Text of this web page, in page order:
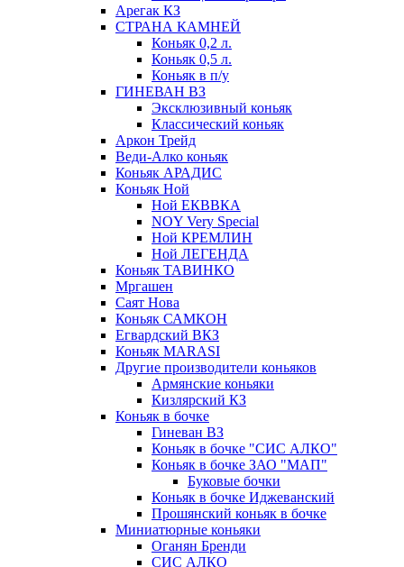
Арегак КЗ
СТРАНА КАМНЕЙ
Коньяк 0,2 л.
Коньяк 0,5 л.
Коньяк в п/у
ГИНЕВАН ВЗ
Эксклюзивный коньяк
Классический коньяк
Аркон Трейд
Веди-Алко коньяк
Коньяк АРАДИС
Коньяк Ной
Ной ЕКВВКА
NOY Very Special
Ной КРЕМЛИН
Ной ЛЕГЕНДА
Коньяк ТАВИНКО
Мргашен
Саят Нова
Коньяк САМКОН
Егвардский ВКЗ
Коньяк MARASI
Другие производители коньяков
Армянские коньяки
Кизлярский КЗ
Коньяк в бочке
Гиневан ВЗ
Коньяк в бочке "СИС АЛКО"
Коньяк в бочке ЗАО "МАП"
Буковые бочки
Коньяк в бочке Иджеванский
Прошянский коньяк в бочке
Миниатюрные коньяки
Оганян Бренди
СИС АЛКО